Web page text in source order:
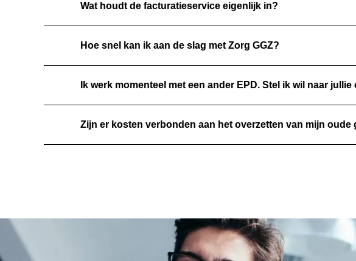
Wat houdt de facturatieservice eigenlijk in?
Hoe snel kan ik aan de slag met Zorg GGZ?
Ik werk momenteel met een ander EPD. Stel ik wil naar
Zijn er kosten verbonden aan het overzetten van mijn oude